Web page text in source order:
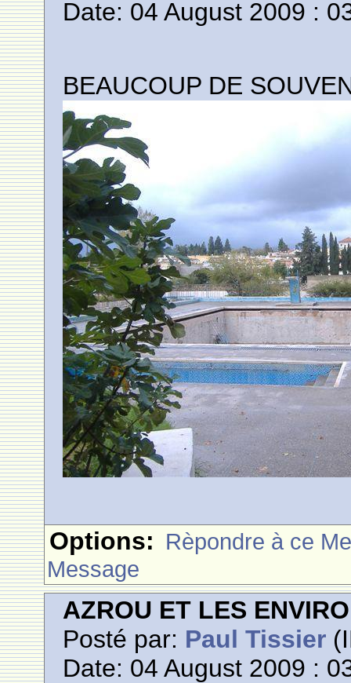
Date: 04 August 2009 :
BEAUCOUP DE
Options: Rèpondre à ce
Message
AZROU ET LES
Posté par: Paul Tissier
Date: 04 August 2009 :